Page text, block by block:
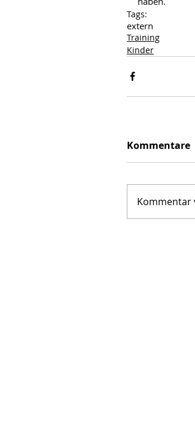
Tags:
extern
Training
Kinder
Kommentare
Kommentar